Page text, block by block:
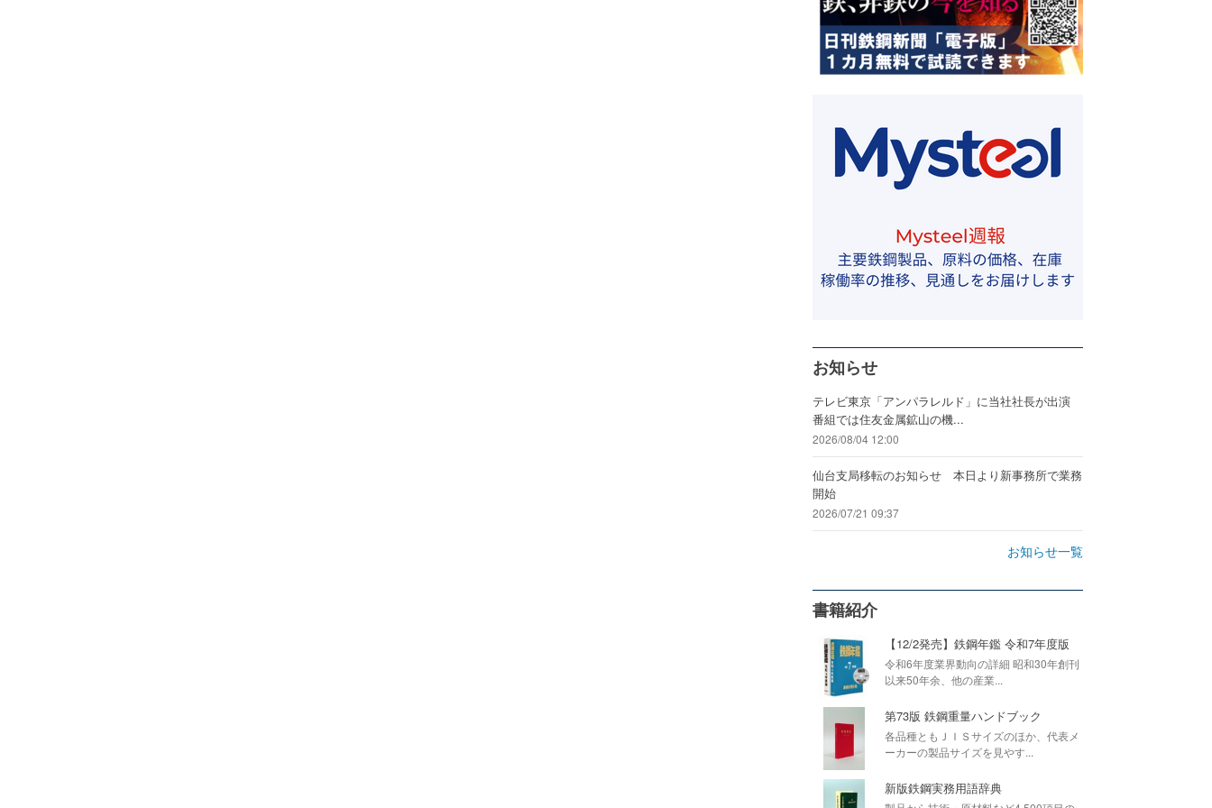
お知らせ
テレビ東京「アンパラレルド」に当社社長が出演
番組では住友金属鉱山の機...
2026/08/04 12:00
仙台支局移転のお知らせ 本日より新事務所で業務
開始
2026/07/21 09:37
お知らせ一覧
書籍紹介
【12/2発売】鉄鋼年鑑 令和7年度版
令和6年度業界動向の詳細 昭和30年創刊
以来50年余、他の産業...
第73版 鉄鋼重量ハンドブック
各品種ともＪＩＳサイズのほか、代表メ
ーカーの製品サイズを見やす...
新版鉄鋼実務用語辞典